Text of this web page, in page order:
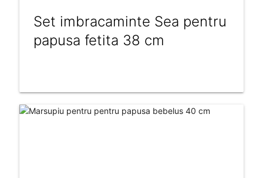
Set imbracaminte Sea pentru
papusa fetita 38 cm